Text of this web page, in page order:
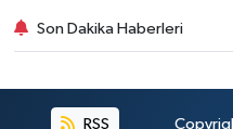
Son Dakika Haberleri
RSS